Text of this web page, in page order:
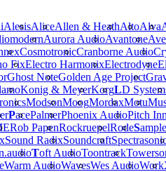
AlesisAliceAllen & HeathAltoAlva
Aurora AudioAvantone
CosmotronicCranborne Audio
FixElectro HarmonixElectrodyne
Ghost NoteGolden Age Project
Konig & MeyerKorgLD
ModsonMoogMordaxMotu
PacePalmerPhoenix AudioPitch
Rob PapenRockruepelRodeS
Sound RadixSoundcraft
Toft AudioToontrack
Warm AudioWavesWes AudioWork